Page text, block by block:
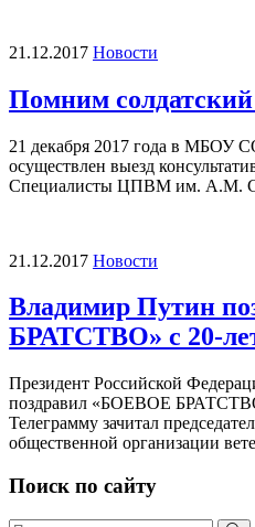
21.12.2017 Новости
Помним солдатский
21 декабря 2017 года в МБОУ
осуществлен выезд
Специалисты ЦПВМ им. А.М.
21.12.2017 Новости
Владимир Путин
БРАТСТВО» с 20-
Президент Российской
поздравил «БОЕВОЕ
Телеграмму зачитал
общественной организации
Поиск по сайту